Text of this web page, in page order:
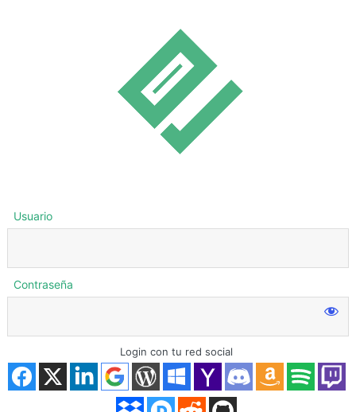
Acceder
Usuario
Contraseña
Login con tu red social